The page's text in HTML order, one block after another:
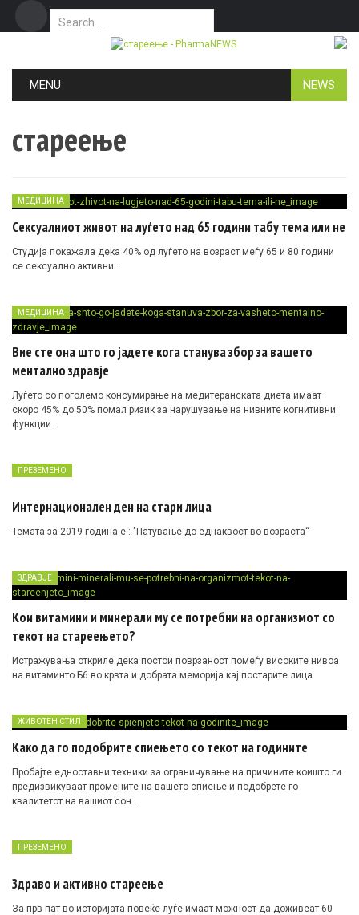
Search for:
MENU NEWS
стареење
МЕДИЦИНА
Сексуалниот живот на луѓето над 65 години табу тема или не
Студија покажала дека 40% од луѓето на возраст меѓу 65 и 80 години
се сексуално активни…
МЕДИЦИНА
Вие сте она што го јадете кога станува збор за вашето
ментално здравје
Луѓето со поголемо консумирање на медитеранската диета имаат
скоро 45% до 50% помал ризик за нарушување на нивните когнитивни
функции…
ПРЕЗЕМЕНО
Интернационален ден на стари лица
Темата за 2019 година е : ″Патување до еднаквост во возраста“
ЗДРАВЈЕ
Кои витамини и минерали му се потребни на организмот со
текот на стареењето?
Истражувања откриле дека постои поврзаност помеѓу високите нивоа
на витаминто Б6 во крвта и добрата меморија кај постарите лица.
ЖИВОТЕН СТИЛ
Како да го подобрите спиењето со текот на годините
Пробајте едноставни техники за ограничување на причините коишто ги
предизвикуваат промените на вашето спиење и подобрете го
квалитетот на вашиот сон…
ПРЕЗЕМЕНО
Здраво и активно стареење
За прв пат во историјата повеќе луѓе имаат можност да доживеат 60